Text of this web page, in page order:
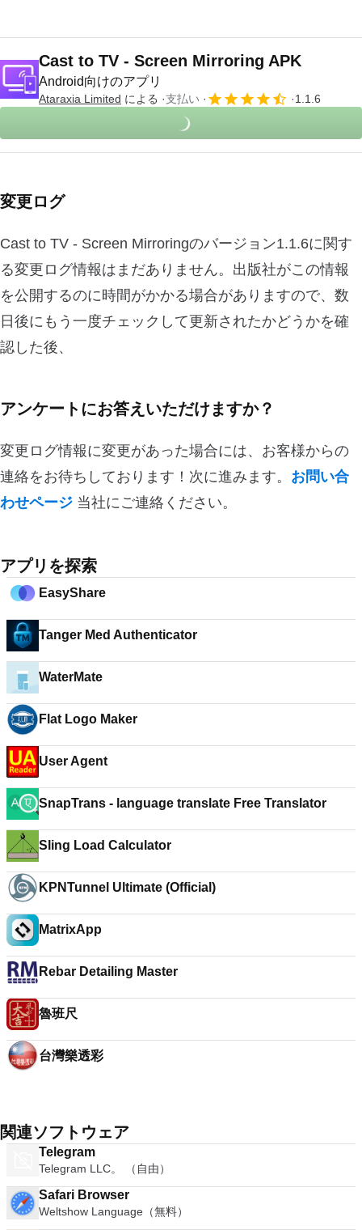
Cast to TV - Screen Mirroring APK
Android向けのアプリ
Ataraxia Limited による 支払い 1.1.6
変更ログ
Cast to TV - Screen Mirroringのバージョン1.1.6に関す
る変更ログ情報はまだありません。出版社がこの情報
を公開するのに時間がかかる場合がありますので、数
日後にもう一度チェックして更新されたかどうかを確
認した後、
アンケートにお答えいただけますか？
変更ログ情報に変更があった場合には、お客様からの
連絡をお待ちしております！次に進みます。 お問い合
わせページ 当社にご連絡ください。
アプリを探索
EasyShare
Tanger Med Authenticator
WaterMate
Flat Logo Maker
User Agent
SnapTrans - language translate Free Translator
Sling Load Calculator
KPNTunnel Ultimate (Official)
MatrixApp
Rebar Detailing Master
魯班尺
台灣樂透彩
関連ソフトウェア
Telegram
Telegram LLC。 （自由）
Safari Browser
Weltshow Language（無料）